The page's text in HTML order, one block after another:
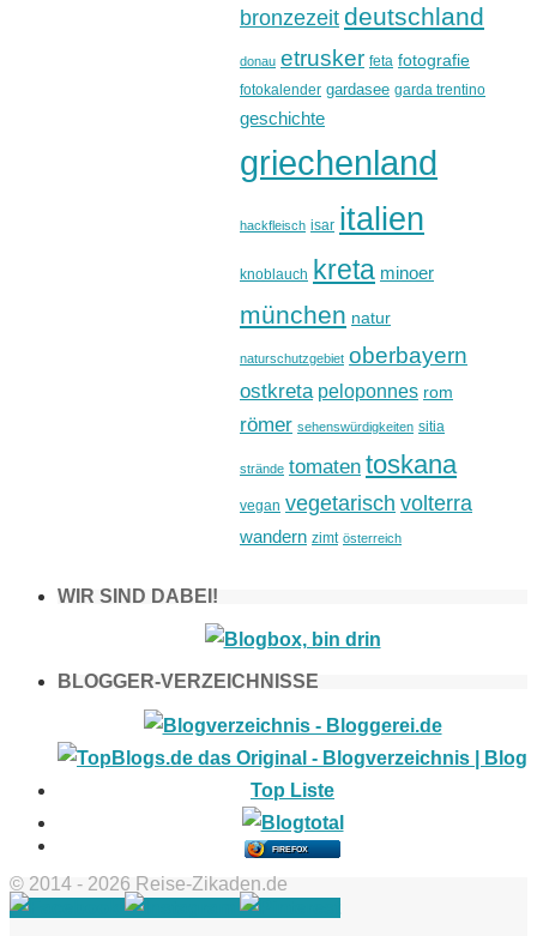
bronzezeit deutschland
donau etrusker feta fotografie
fotokalender gardasee garda trentino
geschichte
griechenland
hackfleisch isar italien
knoblauch kreta minoer
münchen natur
naturschutzgebiet oberbayern
ostkreta peloponnes rom
römer sehenswürdigkeiten sitia
strände tomaten toskana
vegan vegetarisch volterra
wandern zimt österreich
WIR SIND DABEI!
BLOGGER-VERZEICHNISSE
FIREFOX
© 2014 - 2026 Reise-Zikaden.de